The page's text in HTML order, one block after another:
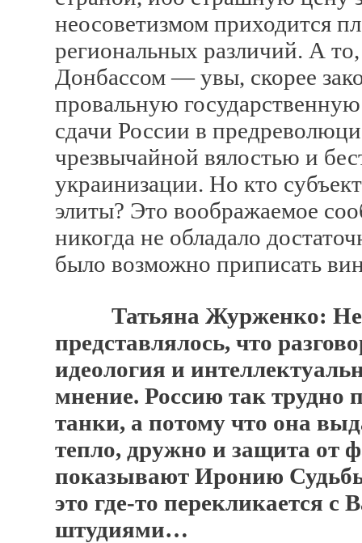
неосоветизмом приходится
региональных различий. А
Донбассом — увы, скорее
провальную
сдачи России в
чрезвычайной вялостью и
украинизации. Но кто
элиты? Это воображаемое
никогда не обладало
было возможно приписать
Татьяна Журженко:
представлялось, что
идеология и
мнение. Россию так трудно
танки, а потому что она
тепло, дружно и защита от
показывают Иронию
это где-то перекликается
штудиями…